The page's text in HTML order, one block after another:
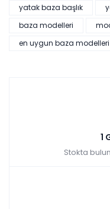
yatak baza başlık
baza modelleri
en uygun baza modelleri
1
Stokta